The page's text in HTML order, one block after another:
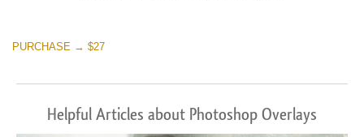
PURCHASE → $27
Helpful Articles about Photoshop Overlays